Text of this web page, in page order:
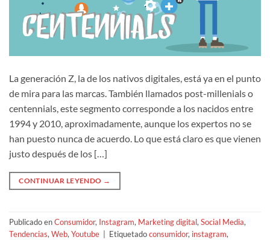
La generación Z, la de los nativos digitales, está ya en el punto
de mira para las marcas. También llamados post-millenials o
centennials, este segmento corresponde a los nacidos entre
1994 y 2010, aproximadamente, aunque los expertos no se
han puesto nunca de acuerdo. Lo que está claro es que vienen
justo después de los […]
CONTINUAR LEYENDO →
Publicado enConsumidor, Instagram, Marketing digital,Social Media,
Tendencias,Web,Youtube Etiquetadoconsumidor, instagram,